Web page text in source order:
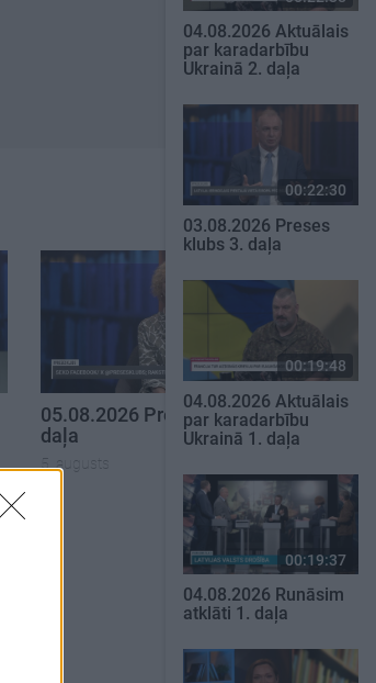
00:19:34
05.08.2026 Preses klubs 1.
daļa
5. augusts
SKATĪT VISUS
04.08.2026 Aktuālais
par karadarbību
Ukrainā 2. daļa
00:22:30
03.08.2026 Preses
klubs 3. daļa
00:19:48
04.08.2026 Aktuālais
par karadarbību
Ukrainā 1. daļa
00:19:37
04.08.2026 Runāsim
atklāti 1. daļa